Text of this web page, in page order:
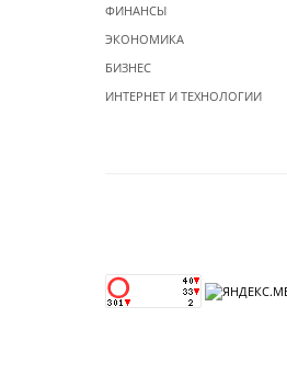
ФИНАНСЫ
ЭКОНОМИКА
БИЗНЕС
ИНТЕРНЕТ И ТЕХНОЛОГИИ